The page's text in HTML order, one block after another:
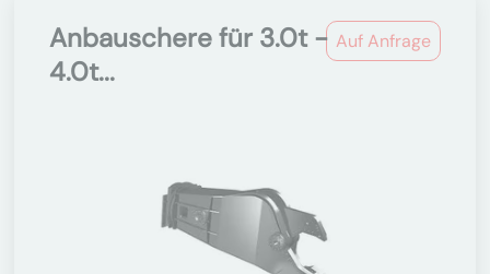
Auf Anfrage
Anbauschere für 3.0t -
4.0t...